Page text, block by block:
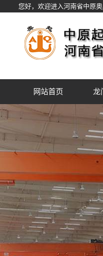
您好，欢迎进入河南省中原
网站首页 龙